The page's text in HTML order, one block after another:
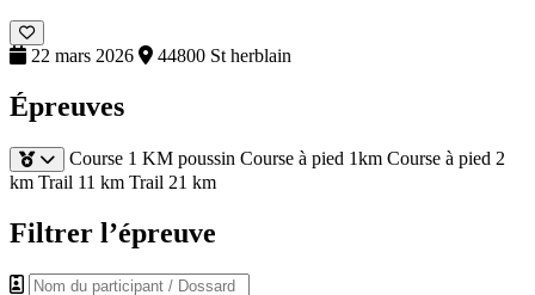
22 mars 2026 44800 St herblain
Épreuves
Course 1 KM poussin Course à pied 1km Course à pied 2
km Trail 11 km Trail 21 km
Filtrer l’épreuve
Nom du participant / Dossard